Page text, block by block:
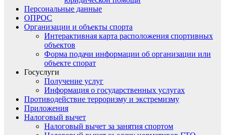
Персональные данные
ОПРОС
Организации и объекты спорта
Интерактивная карта расположения спортивных
объектов
Форма подачи информации об организации или
объекте спорат
Госуслуги
Получение услуг
Информация о государственных услугах
Противодействие терроризму и экстремизму
Приложения
Налоговый вычет
Налоговый вычет за занятия спортом